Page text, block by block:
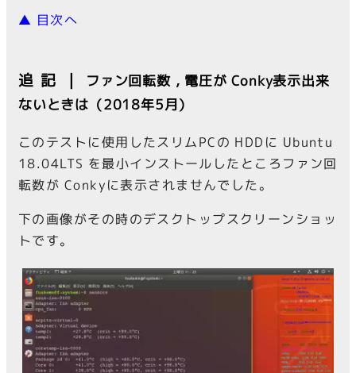
▲ 目次へ
追記｜
ファン回転数 , 電圧が Conky表示出来
ないときは（2018年5月）
このテストに使用したスリムPCの HDDに Ubuntu
18.04LTS を最小インストールしたところファン回
転数が Conkyに表示されませんでした。
下の画像がその時のデスクトップスクリーンショッ
トです。